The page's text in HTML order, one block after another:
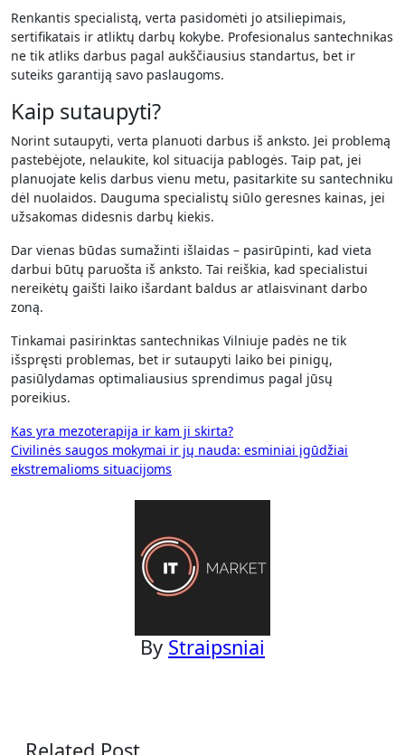
Renkantis specialistą, verta pasidomėti jo atsiliepimais,
sertifikatais ir atliktų darbų kokybe. Profesionalus santechnikas
ne tik atliks darbus pagal aukščiausius standartus, bet ir
suteiks garantiją savo paslaugoms.
Kaip sutaupyti?
Norint sutaupyti, verta planuoti darbus iš anksto. Jei problemą
pastebėjote, nelaukite, kol situacija pablogės. Taip pat, jei
planuojate kelis darbus vienu metu, pasitarkite su santechniku
dėl nuolaidos. Dauguma specialistų siūlo geresnes kainas, jei
užsakomas didesnis darbų kiekis.
Dar vienas būdas sumažinti išlaidas – pasirūpinti, kad vieta
darbui būtų paruošta iš anksto. Tai reiškia, kad specialistui
nereikėtų gaišti laiko išardant baldus ar atlaisvinant darbo
zoną.
Tinkamai pasirinktas santechnikas Vilniuje padės ne tik
išspręsti problemas, bet ir sutaupyti laiko bei pinigų,
pasiūlydamas optimaliausius sprendimus pagal jūsų
poreikius.
Navigacija
tarp
Kas yra mezoterapija ir kam ji skirta?
Civilinės saugos mokymai ir jų nauda: esminiai įgūdžiai
ekstremalioms situacijoms
By Straipsniai